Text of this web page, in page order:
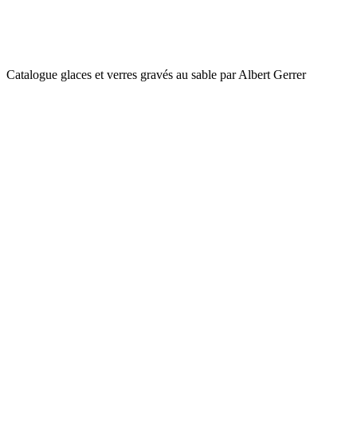
Catalogue glaces et verres gravés au sable par Albert Gerrer